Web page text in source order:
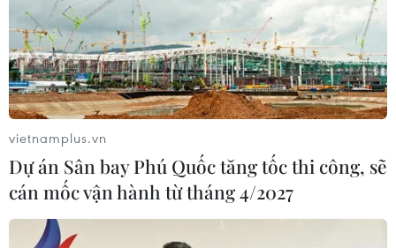
vietnamplus.vn
Dự án Sân bay Phú Quốc tăng tốc thi công, sẽ
cán mốc vận hành từ tháng 4/2027